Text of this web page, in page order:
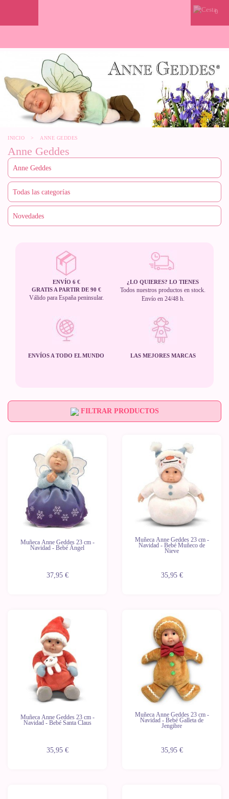
0
INICIO > ANNE GEDDES
Anne Geddes
ENVÍO 6 €
GRATIS A PARTIR DE 90 €
Válido para España peninsular.
¿LO QUIERES? LO TIENES
Todos nuestros productos en stock.
Envío en 24/48 h.
ENVÍOS A TODO EL MUNDO LAS MEJORES MARCAS
FILTRAR PRODUCTOS
Muñeca Anne Geddes 23 cm -
Navidad - Bebé Ángel
37,95 €
Muñeca Anne Geddes 23 cm -
Navidad - Bebé Muñeco de
Nieve
35,95 €
Muñeca Anne Geddes 23 cm -
Navidad - Bebé Santa Claus
35,95 €
Muñeca Anne Geddes 23 cm -
Navidad - Bebé Galleta de
Jengibre
35,95 €